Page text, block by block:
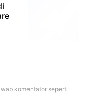
komentator seperti